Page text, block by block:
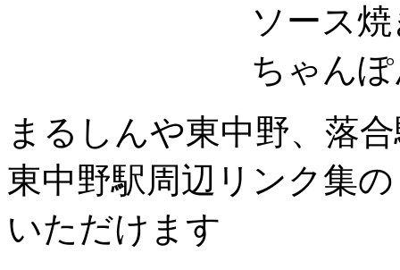
ソース焼きそ
ちゃんぽん＋半
まるしんや東中野、落
東中野駅周辺リンク集
いただけます